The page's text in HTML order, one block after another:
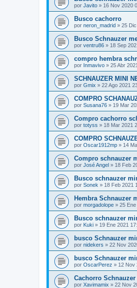
por Javito » 16 Nov 2020
Busco cachorro
por neron_madrid » 25
Busco Schnauzer
por ventru86 » 18 Sep
compro hembra
por Inmavivo » 25 Abr
SCHNAUZER MINI
por Gmix » 22 Ago 2021
COMPRO
por Susana76 » 19 Mar
Compro cachorro
por totyss » 18 Mar 2021
COMPRO
por Oscar1912mp » 14
Compro schnauzer
por José Angel » 18 Feb
Busco schnauzer
por Sonek » 18 Feb 2021
Hembra Schnauzer
por morgadolope » 25
Busco schnauzer
por Kuki » 19 Ene 2021
busco Schnauzer
por nidekers » 22 Nov
busco Schnauzer
por OscarPerez » 12 Nov
Cachorro Schnauzer
por Xavimamix » 22 Nov